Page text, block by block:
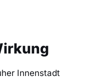
Innenstadt